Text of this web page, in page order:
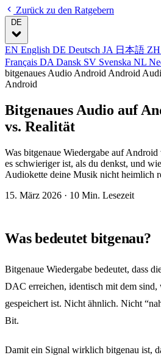
Zurück zu den Ratgebern
DE
EN English DE Deutsch JA 日本語 ZH
Français DA Dansk SV Svenska NL
bitgenaues Audio Android Android
Android
Bitgenaues Audio auf
vs. Realität
Was bitgenaue Wiedergabe auf
es schwieriger ist, als du denkst, und
Audiokette deine Musik nicht heimlich
15. März 2026 · 10 Min. Lesezeit
Was bedeutet bitgenau?
Bitgenaue Wiedergabe bedeutet, dass
DAC erreichen, identisch mit dem sind,
gespeichert ist. Nicht ähnlich. Nicht
Bit.
Damit ein Signal wirklich bitgenau ist,